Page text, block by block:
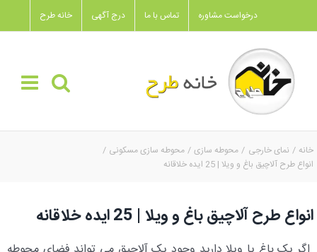
to
content
خانه طرح درج آگهی تماس با ما درخواست مشاوره
خانه نمای خارجی محوطه سازی
محوطه سازی مسکونی
انواع طرح آلاچیق باغ و ویلا | 25 ایده خلاقانه
انواع طرح آلاچیق باغ و ویلا | 25 ایده خلاقانه